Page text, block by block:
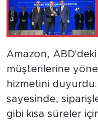
Amazon,
müşterilerine
hizmetini
sayesinde,
gibi kısa süreler